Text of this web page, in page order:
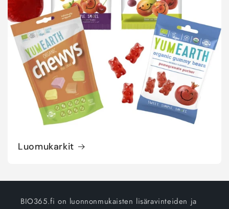
Luomukarkit
BIO365.fi on luonnonmukaisten lisäravinteiden ja